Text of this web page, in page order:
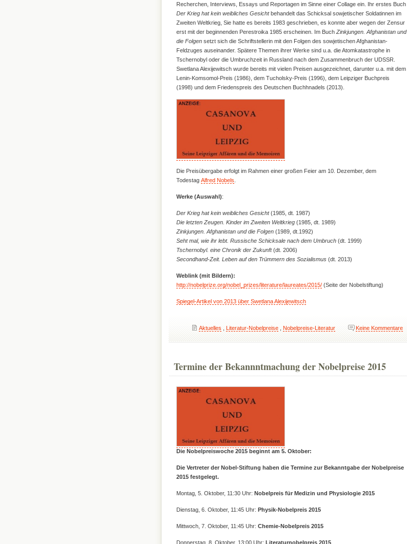
Recherchen, Interviews, Essays und Reportagen im Sinne einer Collage ein. Ihr erstes Buch
Der Krieg hat kein weibliches Gesichtbehandelt das Schicksal sowjetischer Soldatinnen im
Zweiten Weltkrieg, Sie hatte es bereits 1983 geschrieben, es konnte aber wegen der Zensur
erst mit der beginnenden Perestroika 1985 erscheinen. Im Buch Zinkjungen. Afghanistan und
die Folgensetzt sich die Schriftstellerin mit den Folgen des sowjetischen Afghanistan-
Feldzuges auseinander. Spätere Themen ihrer Werke sind u.a. die Atomkatastrophe in
Tschernobyl oder die Umbruchzeit in Russland nach dem Zusammenbruch der UDSSR.
Swetlana Alexijewitsch wurde bereits mit vielen Preisen ausgezeichnet, darunter u.a. mit dem
Lenin-Komsomol-Preis (1986), dem Tucholsky-Preis (1996), dem Leipziger Buchpreis
(1998) und dem Friedenspreis des Deutschen Buchhnadels (2013).
Die Preisübergabe erfolgt im Rahmen einer großen Feier am 10. Dezember, dem
Todestag Alfred Nobels
Werke (Auswahl):
Der Krieg hat kein weibliches Gesicht(1985, dt. 1987)
Die letzten Zeugen. Kinder im Zweiten Weltkrieg(1985, dt. 1989)
Zinkjungen. Afghanistan und die Folgen(1989, dt.1992)
Seht mal, wie ihr lebt. Russische Schicksale nach dem Umbruch(dt. 1999)
Tschernobyl. eine Chronik der Zukunft(dt. 2006)
Secondhand-Zeit. Leben auf den Trümmern des Sozialismus(dt. 2013)
Weblink (mit Bildern):
http://nobelprize.org/nobel_prizes/literature/laureates/2015/(Seite der Nobelstiftung)
Spiegel-Artikel von 2013 über Swetlana Alexijewitsch
Aktuelles, Literatur-Nobelpreise, Nobelpreise-Literatur Keine Kommentare
Termine der Bekannntmachung der Nobelpreise 2015
Die Nobelpreiswoche 2015 beginnt am 5. Oktober:
Die Vertreter der Nobel-Stiftung haben die Termine zur Bekanntgabe der Nobelpreise
2015 festgelegt.
Montag, 5. Oktober, 11:30 Uhr: Nobelpreis für Medizin und Physiologie 2015
Dienstag, 6. Oktober, 11:45 Uhr: Physik-Nobelpreis 2015
Mittwoch, 7. Oktober, 11:45 Uhr: Chemie-Nobelpreis 2015
Donnerstag, 8. Oktober, 13:00 Uhr: Literaturnobelpreis 2015